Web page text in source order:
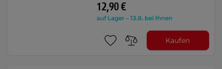
12,90 €
auf Lager – 13.8. bei Ihnen
Kaufen